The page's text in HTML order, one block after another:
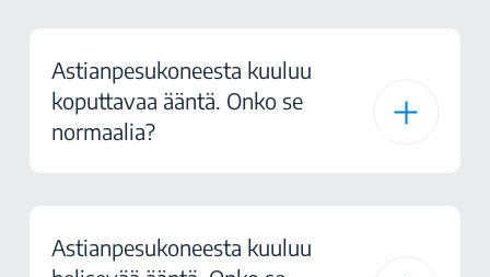
Astianpesukoneesta kuuluu
koputtavaa ääntä. Onko se
normaalia?
Astianpesukoneesta kuuluu